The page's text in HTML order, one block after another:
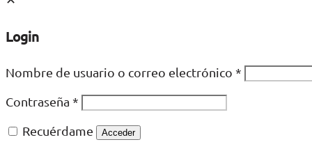
Login
Nombre de usuario o correo electrónico *
Contraseña *
Recuérdame
Acceder